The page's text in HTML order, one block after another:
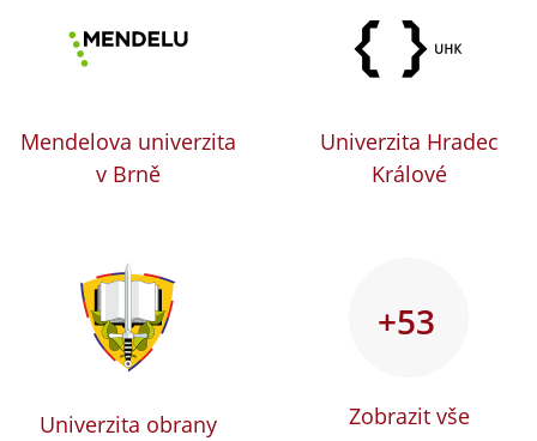
Mendelova univerzita
v Brně
Univerzita Hradec
Králové
Univerzita obrany
+53
Zobrazit vše